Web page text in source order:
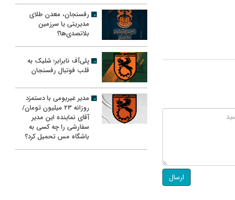
ارسال
رفسنجان، معدن طلای
مدیریتی یا سرزمین
بلاتصدی‌ها؟
پلی‌آف نابرابر؛ شلیک به
قلب فوتبال رفسنجان
مدیر غیربومی با دستمزد
روزانه ۲۳ میلیون تومان/
آقای نماینده این مدیر
سفارشی را چه کسی به
باشگاه مس تحمیل کرد؟